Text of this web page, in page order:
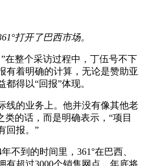
打开了巴西市场。
在整个采访过程中，丁伍号不下
有着明确的计算，无论是赞助亚
得以“回报”体现。
线的业务上。他并没有像其他老
类的话，而是明确表示，“项目
回报。”
不到的时间里，361°在巴西、
有超过3000个销售网点，年底将